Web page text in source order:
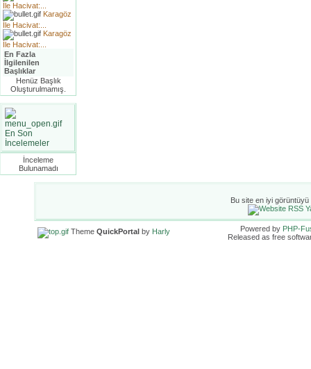
İle Hacivat:...
Karagöz
İle Hacivat:...
Karagöz
İle Hacivat:...
En Fazla
İlgilenilen
Başlıklar
Henüz Başlık
Oluşturulmamış.
En Son
İncelemeler
İnceleme
Bulunamadı
Bu site en iyi görüntüyü
Theme QuickPortal by Harly Powered by PHP-
Released as free